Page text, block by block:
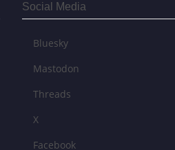
Social Media
Bluesky
Mastodon
Threads
X
Facebook